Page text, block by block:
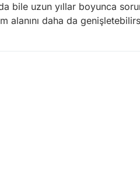
bile uzun yıllar boyunca
alanını daha da